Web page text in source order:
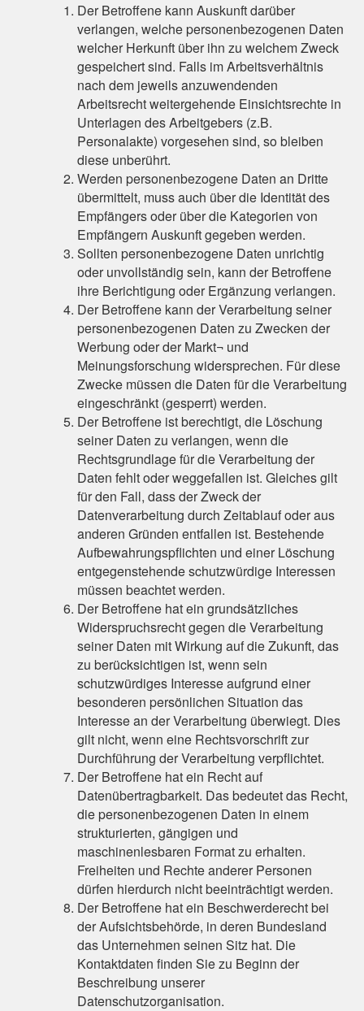
Der Betroffene kann Auskunft darüber
verlangen, welche personenbezogenen Daten
welcher Herkunft über ihn zu welchem Zweck
gespeichert sind. Falls im Arbeitsverhältnis
nach dem jeweils anzuwendenden
Arbeitsrecht weitergehende Einsichtsrechte in
Unterlagen des Arbeitgebers (z.B.
Personalakte) vorgesehen sind, so bleiben
diese unberührt.
Werden personenbezogene Daten an Dritte
übermittelt, muss auch über die Identität des
Empfängers oder über die Kategorien von
Empfängern Auskunft gegeben werden.
Sollten personenbezogene Daten unrichtig
oder unvollständig sein, kann der Betroffene
ihre Berichtigung oder Ergänzung verlangen.
Der Betroffene kann der Verarbeitung seiner
personenbezogenen Daten zu Zwecken der
Werbung oder der Markt¬ und
Meinungsforschung widersprechen. Für diese
Zwecke müssen die Daten für die Verarbeitung
eingeschränkt (gesperrt) werden.
Der Betroffene ist berechtigt, die Löschung
seiner Daten zu verlangen, wenn die
Rechtsgrundlage für die Verarbeitung der
Daten fehlt oder weggefallen ist. Gleiches gilt
für den Fall, dass der Zweck der
Datenverarbeitung durch Zeitablauf oder aus
anderen Gründen entfallen ist. Bestehende
Aufbewahrungspflichten und einer Löschung
entgegenstehende schutzwürdige Interessen
müssen beachtet werden.
Der Betroffene hat ein grundsätzliches
Widerspruchsrecht gegen die Verarbeitung
seiner Daten mit Wirkung auf die Zukunft, das
zu berücksichtigen ist, wenn sein
schutzwürdiges Interesse aufgrund einer
besonderen persönlichen Situation das
Interesse an der Verarbeitung überwiegt. Dies
gilt nicht, wenn eine Rechtsvorschrift zur
Durchführung der Verarbeitung verpflichtet.
Der Betroffene hat ein Recht auf
Datenübertragbarkeit. Das bedeutet das Recht,
die personenbezogenen Daten in einem
strukturierten, gängigen und
maschinenlesbaren Format zu erhalten.
Freiheiten und Rechte anderer Personen
dürfen hierdurch nicht beeinträchtigt werden.
Der Betroffene hat ein Beschwerderecht bei
der Aufsichtsbehörde, in deren Bundesland
das Unternehmen seinen Sitz hat. Die
Kontaktdaten finden Sie zu Beginn der
Beschreibung unserer
Datenschutzorganisation.